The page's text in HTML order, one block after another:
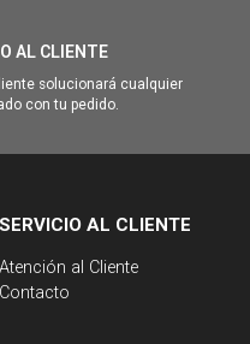
AL CLIENTE
solucionará cualquier
con tu pedido.
SERVICIO AL CLIENTE
Atención al Cliente
Contacto